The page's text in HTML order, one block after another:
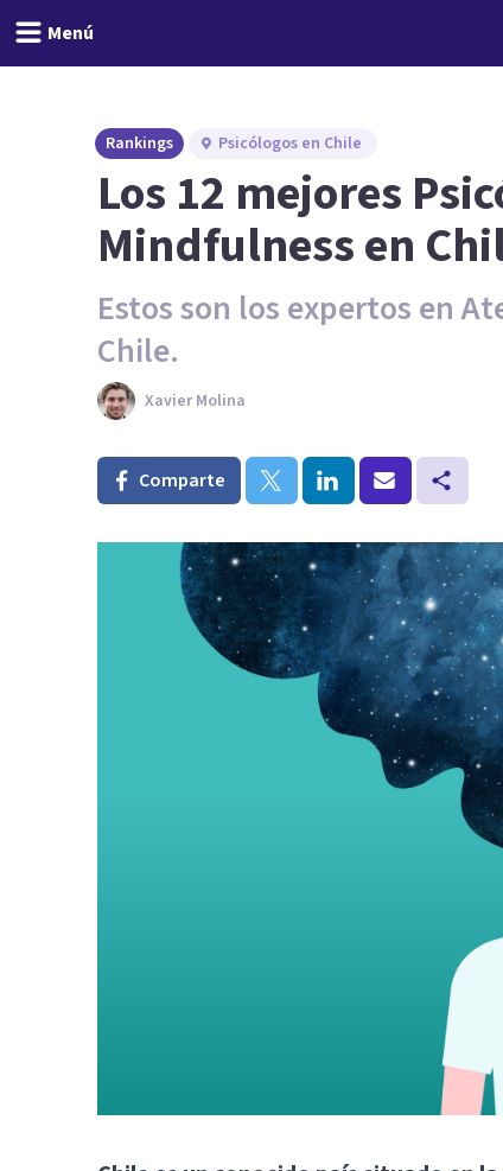
Menú
Rankings Psicólogos en Chile
Los 12 mejores
Mindfulness en
Estos son los expertos en
Chile.
Xavier Molina
Comparte